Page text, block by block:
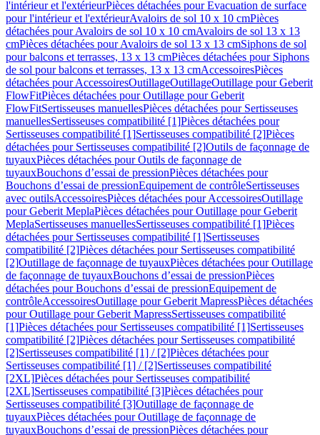
l'intérieur et l'extérieurPièces détachées pour Evacuation de surface
pour l'intérieur et l'extérieurAvaloirs de sol 10 x 10 cmPièces
détachées pour Avaloirs de sol 10 x 10 cmAvaloirs de sol 13 x 13
cmPièces détachées pour Avaloirs de sol 13 x 13 cmSiphons de sol
pour balcons et terrasses, 13 x 13 cmPièces détachées pour Siphons
de sol pour balcons et terrasses, 13 x 13 cmAccessoiresPièces
détachées pour AccessoiresOutillageOutillageOutillage pour Geberit
FlowFitPièces détachées pour Outillage pour Geberit
FlowFitSertisseuses manuellesPièces détachées pour Sertisseuses
manuellesSertisseuses compatibilité [1]Pièces détachées pour
Sertisseuses compatibilité [1]Sertisseuses compatibilité [2]Pièces
détachées pour Sertisseuses compatibilité [2]Outils de façonnage de
tuyauxPièces détachées pour Outils de façonnage de
tuyauxBouchons d’essai de pressionPièces détachées pour
Bouchons d’essai de pressionEquipement de contrôleSertisseuses
avec outilsAccessoiresPièces détachées pour AccessoiresOutillage
pour Geberit MeplaPièces détachées pour Outillage pour Geberit
MeplaSertisseuses manuellesSertisseuses compatibilité [1]Pièces
détachées pour Sertisseuses compatibilité [1]Sertisseuses
compatibilité [2]Pièces détachées pour Sertisseuses compatibilité
[2]Outillage de façonnage de tuyauxPièces détachées pour Outillage
de façonnage de tuyauxBouchons d’essai de pressionPièces
détachées pour Bouchons d’essai de pressionEquipement de
contrôleAccessoiresOutillage pour Geberit MapressPièces détachées
pour Outillage pour Geberit MapressSertisseuses compatibilité
[1]Pièces détachées pour Sertisseuses compatibilité [1]Sertisseuses
compatibilité [2]Pièces détachées pour Sertisseuses compatibilité
[2]Sertisseuses compatibilité [1] / [2]Pièces détachées pour
Sertisseuses compatibilité [1] / [2]Sertisseuses compatibilité
[2XL]Pièces détachées pour Sertisseuses compatibilité
[2XL]Sertisseuses compatibilité [3]Pièces détachées pour
Sertisseuses compatibilité [3]Outillage de façonnage de
tuyauxPièces détachées pour Outillage de façonnage de
tuyauxBouchons d’essai de pressionPièces détachées pour